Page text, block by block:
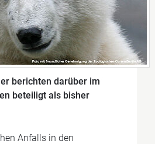
berichten darüber im
beteiligt als bisher
Anfalls in den